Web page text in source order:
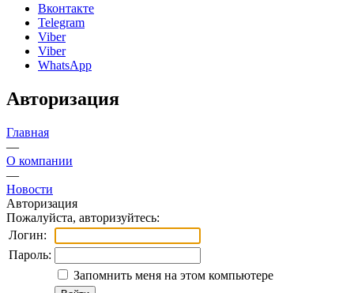
Вконтакте
Telegram
Viber
Viber
WhatsApp
Авторизация
Главная
—
О компании
—
Новости
Авторизация
Пожалуйста, авторизуйтесь:
Логин:
Пароль:
Запомнить меня на этом компьютере